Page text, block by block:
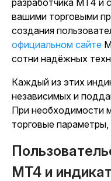
разработчика MT4 и
вашими торговыми
создания
официальном сайте
сотни надёжных
Каждый из этих
независимых и
При необходимости
торговые
MT4 и